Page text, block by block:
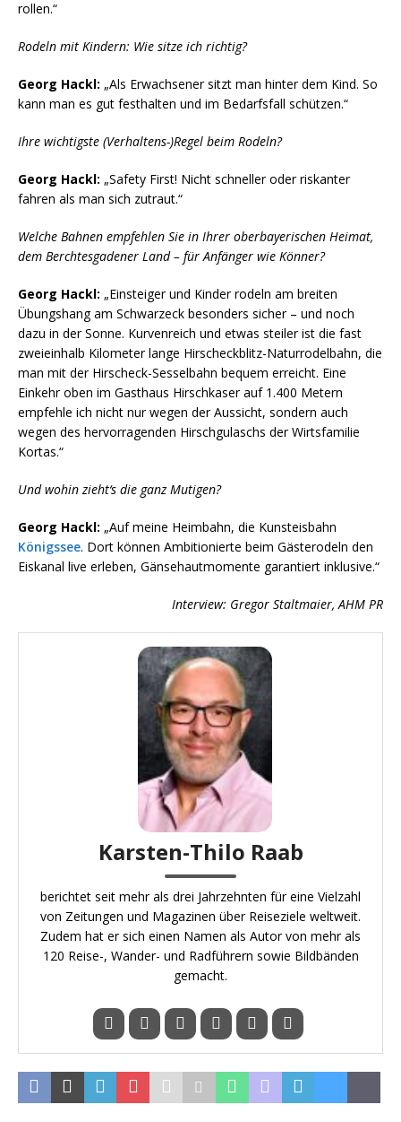
rollen.“
Rodeln mit Kindern: Wie sitze ich richtig?
Georg Hackl: „Als Erwachsener sitzt man hinter dem Kind. So
kann man es gut festhalten und im Bedarfsfall schützen.“
Ihre wichtigste (Verhaltens-)Regel beim Rodeln?
Georg Hackl: „Safety First! Nicht schneller oder riskanter
fahren als man sich zutraut.“
Welche Bahnen empfehlen Sie in Ihrer oberbayerischen Heimat,
dem Berchtesgadener Land – für Anfänger wie Könner?
Georg Hackl: „Einsteiger und Kinder rodeln am breiten
Übungshang am Schwarzeck besonders sicher – und noch
dazu in der Sonne. Kurvenreich und etwas steiler ist die fast
zweieinhalb Kilometer lange Hirscheckblitz-Naturrodelbahn, die
man mit der Hirscheck-Sesselbahn bequem erreicht. Eine
Einkehr oben im Gasthaus Hirschkaser auf 1.400 Metern
empfehle ich nicht nur wegen der Aussicht, sondern auch
wegen des hervorragenden Hirschgulaschs der Wirtsfamilie
Kortas.“
Und wohin zieht‘s die ganz Mutigen?
Georg Hackl: „Auf meine Heimbahn, die Kunsteisbahn
Königssee. Dort können Ambitionierte beim Gästerodeln den
Eiskanal live erleben, Gänsehautmomente garantiert inklusive.“
Interview: Gregor Staltmaier, AHM PR
Karsten-Thilo Raab
berichtet seit mehr als drei Jahrzehnten für eine Vielzahl
von Zeitungen und Magazinen über Reiseziele weltweit.
Zudem hat er sich einen Namen als Autor von mehr als
120 Reise-, Wander- und Radführern sowie Bildbänden
gemacht.